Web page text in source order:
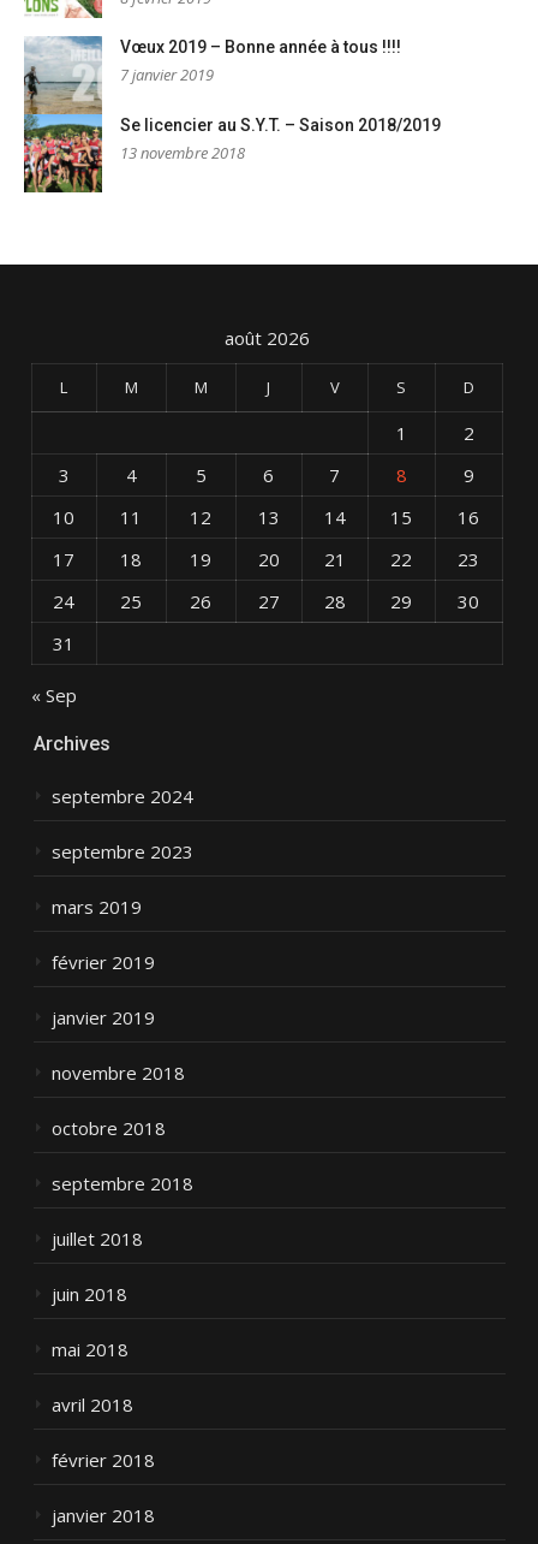
Vœux 2019 – Bonne année à tous !!!!
7 janvier 2019
Se licencier au S.Y.T. – Saison 2018/2019
13 novembre 2018
août 2026
L M M J V S D
1
2
3
4 5 6 7 8
9
10
11 12 13 14 15
16
17
18 19 20 21 22
23
24
25 26 27 28 29
30
31
« Sep
Archives
septembre 2024
septembre 2023
mars 2019
février 2019
janvier 2019
novembre 2018
octobre 2018
septembre 2018
juillet 2018
juin 2018
mai 2018
avril 2018
février 2018
janvier 2018